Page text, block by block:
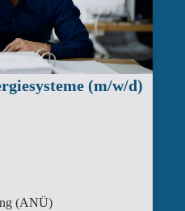
(m/w/d)
(ANÜ)